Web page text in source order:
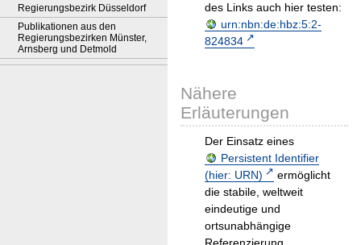
Regierungsbezirk Düsseldorf
Publikationen aus den
Regierungsbezirken Münster,
Arnsberg und Detmold
des Links auch hier testen:
urn:nbn:de:hbz:5:2-
824834
Nähere
Erläuterungen
Der Einsatz eines
Persistent Identifier
(hier: URN)
ermöglicht
die stabile, weltweit
eindeutige und
ortsunabhängige